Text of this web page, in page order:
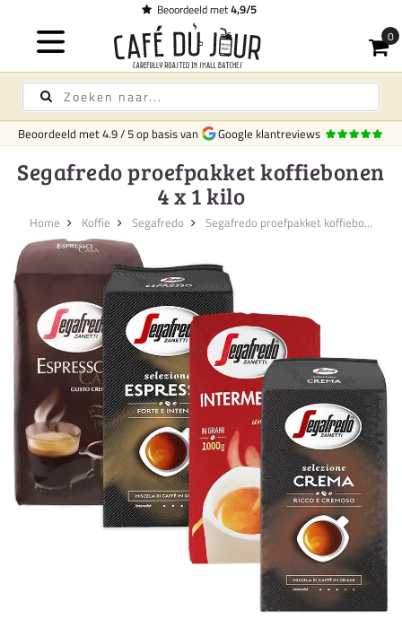
Beoordeeld met4.9/5op basis van Google klantreviews
Segafredo proefpakket koffiebonen
4 x 1 kilo
Home Koffie Segafredo Segafredo proefpakket koffiebo...